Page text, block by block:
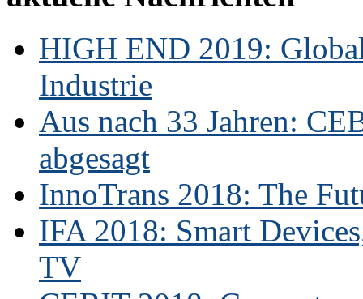
HIGH END 2019:
Industrie
Aus nach 33 Jahren:
abgesagt
InnoTrans 2018: The
IFA 2018: Smart
TV